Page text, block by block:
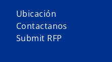
Ubicacións
e
a
Contactanos
Submit RFP